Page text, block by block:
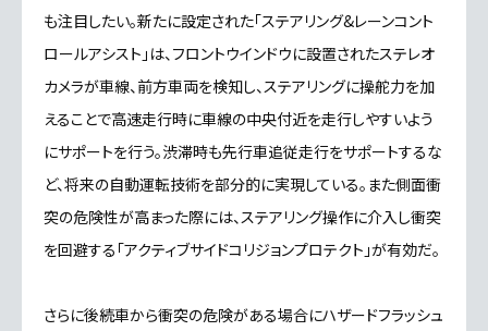
も注目したい。新たに設定された「ステアリング&レーンコント
ロールアシスト」は、フロントウインドウに設置されたステレオ
カメラが車線、前方車両を検知し、ステアリングに操舵力を加
えることで高速走行時に車線の中央付近を走行しやすいよう
にサポートを行う。渋滞時も先行車追従走行をサポートするな
ど、将来の自動運転技術を部分的に実現している。また側面衝
突の危険性が高まった際には、ステアリング操作に介入し衝突
を回避する「アクティブサイドコリジョンプロテクト」が有効だ。
さらに後続車から衝突の危険がある場合にハザードフラッシュ